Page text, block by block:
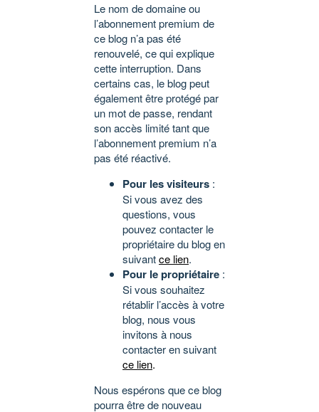
Le nom de domaine ou
l’abonnement premium de
ce blog n’a pas été
renouvelé, ce qui explique
cette interruption. Dans
certains cas, le blog peut
également être protégé par
un mot de passe, rendant
son accès limité tant que
l’abonnement premium n’a
pas été réactivé.
Pour les visiteurs :
Si vous avez des
questions, vous
pouvez contacter le
propriétaire du blog en
suivantce lien.
Pour le propriétaire :
Si vous souhaitez
rétablir l’accès à votre
blog, nous vous
invitons à nous
contacter en suivant
ce lien.
Nous espérons que ce blog
pourra être de nouveau